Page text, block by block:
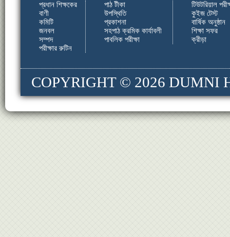
প্রধান শিক্ষকের
বাণী
কমিটি
জনবল
সম্পদ
পরীক্ষার রুটিন
পাঠ টীকা
উপস্থিতি
প্রকাশনা
সহপাঠ ক্রমিক কার্যাবলী
পাবলিক পরীক্ষা
টিউটরিয়াল
কুইজ টেস্ট
বার্ষিক অনুষ্ঠান
শিক্ষা সফর
ক্রীড়া
COPYRIGHT © 2026 DUMNI